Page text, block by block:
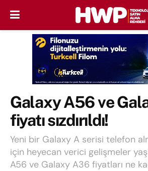
Galaxy A56 ve
fiyatı sızdırıldı!
Yeni bir Galaxy A serisi telefon
için heyecan verici gelişmeler
A56 ve Galaxy A36 fiyatları ne